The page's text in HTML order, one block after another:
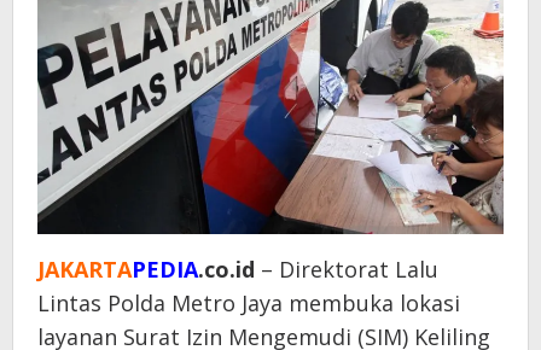
JAKARTAPEDIA.co.id – Direktorat Lalu
Lintas Polda Metro Jaya membuka lokasi
layanan Surat Izin Mengemudi (SIM) Keliling